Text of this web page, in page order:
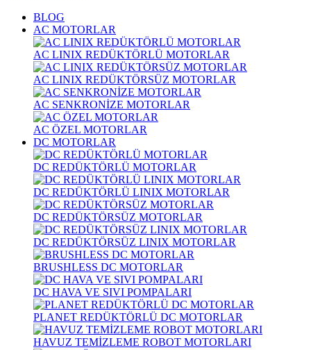
BLOG
AC MOTORLAR
AC LINIX REDÜKTÖRLÜ MOTORLAR
AC LINIX REDÜKTÖRSÜZ MOTORLAR
AC SENKRONİZE MOTORLAR
AC ÖZEL MOTORLAR
DC MOTORLAR
DC REDÜKTÖRLÜ MOTORLAR
DC REDÜKTÖRLÜ LINIX MOTORLAR
DC REDÜKTÖRSÜZ MOTORLAR
DC REDÜKTÖRSÜZ LINIX MOTORLAR
BRUSHLESS DC MOTORLAR
DC HAVA VE SIVI POMPALARI
PLANET REDÜKTÖRLÜ DC MOTORLAR
HAVUZ TEMİZLEME ROBOT MOTORLARI